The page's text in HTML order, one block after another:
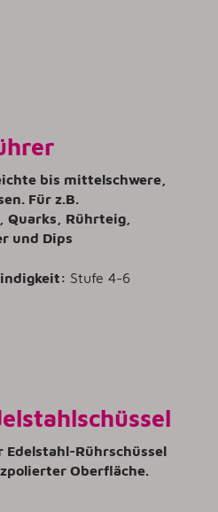
bis mittelschwere,
Für z.B.
Quarks, Rührteig,
und Dips
Stufe 4-6
Edelstahl-Rührschüssel
Oberfläche.